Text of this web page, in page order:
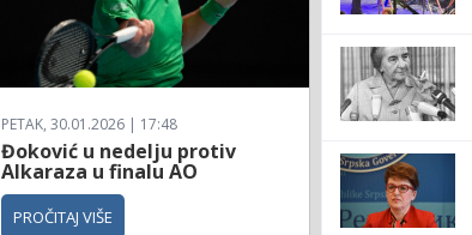
PETAK, 30.01.2026 | 17:48
Đoković u nedelju protiv
Alkaraza u finalu AO
PROČITAJ VIŠE